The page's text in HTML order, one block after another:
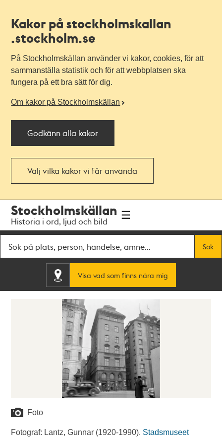
Kakor på stockholmskallan
.stockholm.se
På Stockholmskällan använder vi kakor, cookies, för att
sammanställa statistik och för att webbplatsen ska
fungera på ett bra sätt för dig.
Om kakor på Stockholmskällan
Godkänn alla kakor
Välj vilka kakor vi får använda
navigationen
huvudinnehållet
Stockholmskällan
Historia i ord, ljud och bild
Sök
Visa vad som finns nära mig
Foto
Fotograf: Lantz, Gunnar (1920-1990). Stadsmuseet